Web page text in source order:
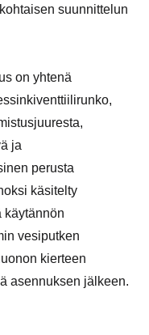
suunnittelun
on yhtenä
ja
perusta
käsitelty
käytännön
vesiputken
kierteen
asennuksen jälkeen.